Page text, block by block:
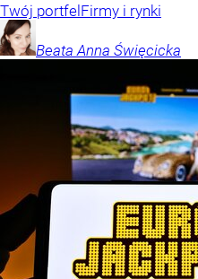
Twój portfelFirmy i rynki
Beata Anna Święcicka